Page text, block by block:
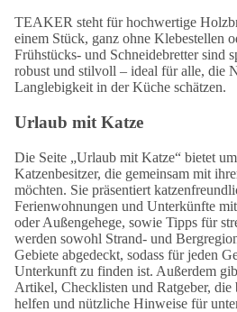
TEAKER steht für hochwertige
einem Stück, ganz ohne Klebestellen
Frühstücks- und Schneidebretter sind
robust und stilvoll – ideal für alle, die
Langlebigkeit in der Küche schätzen.
Urlaub mit Katze
Die Seite „Urlaub mit Katze“ bietet
Katzenbesitzer, die gemeinsam mit
möchten. Sie präsentiert
Ferienwohnungen und Unterkünfte
oder Außengehege, sowie Tipps für
werden sowohl Strand- und
Gebiete abgedeckt, sodass für jeden
Unterkunft zu finden ist. Außerdem
Artikel, Checklisten und Ratgeber, die
helfen und nützliche Hinweise für